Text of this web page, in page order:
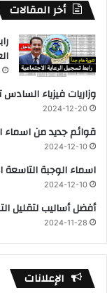
أخر المقالات
وزاريات فيزياء
2024-12-20
قوائم جديد من اسماء
2024-12-10
اسماء الوجبة التاسعة
2024-12-10
أفضل أساليب لتقليل
2024-11-28
الإعلانات